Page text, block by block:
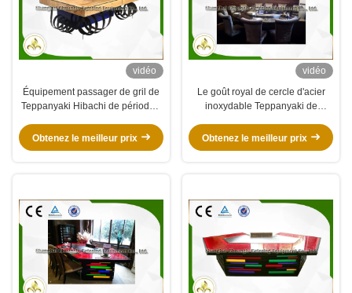
vidéo
Équipement passager de gril de
Teppanyaki Hibachi de périodes,
japonais
Obtenez le meilleur prix
vidéo
Le goût royal de cercle d'acier
inoxydable Teppanyaki de
conçu
Obtenez le meilleur prix